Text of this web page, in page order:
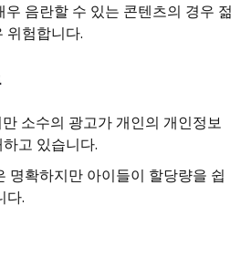
우 음란할 수 있는 콘텐츠의 경우 젊
위험합니다.
소수의 광고가 개인의 개인정보
고 있습니다.
명확하지만 아이들이 할당량을 쉽
다.